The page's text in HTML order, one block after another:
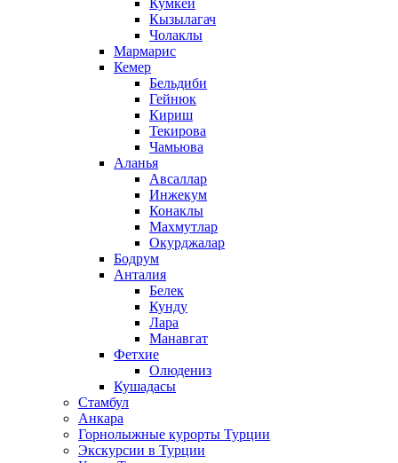
Кумкёй
Кызылагач
Чолаклы
Мармарис
Кемер
Бельдиби
Гейнюк
Кириш
Текирова
Чамьюва
Аланья
Авсаллар
Инжекум
Конаклы
Махмутлар
Окурджалар
Бодрум
Анталия
Белек
Кунду
Лара
Манавгат
Фетхие
Олюдениз
Кушадасы
Стамбул
Анкара
Горнолыжные курорты Турции
Экскурсии в Турции